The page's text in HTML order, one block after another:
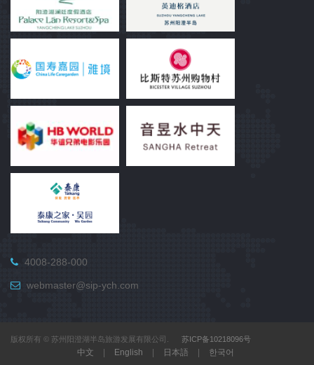
4008-288-000
webmaster@sip-ych.com
版权所有 © 苏州阳澄湖半岛旅游发展有限公司. 苏ICP备10218096号
中文 English 日本語 한국어